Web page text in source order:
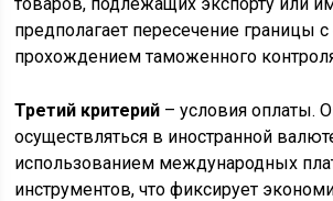
предполагает пересечение границы
прохождением таможенного
Третий критерий – условия оплаты.
осуществляться в иностранной
использованием международных
инструментов, что фиксирует